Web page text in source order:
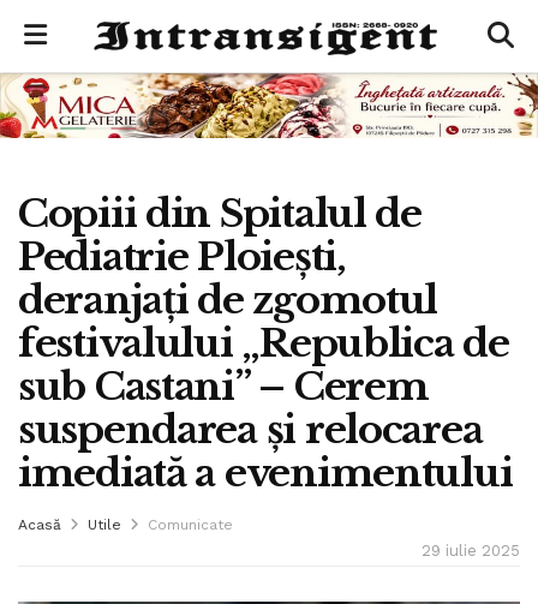
Copiii din Spitalul de
Pediatrie Ploiești,
deranjați de zgomotul
festivalului „Republica de
sub Castani” – Cerem
suspendarea și relocarea
imediată a evenimentului
Acasă Utile Comunicate
29 iulie 2025